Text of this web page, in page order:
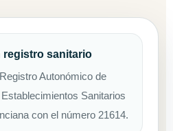
registro sanitario
Autonómico de
Sanitarios
con el número 21614.